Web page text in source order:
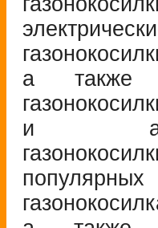
а также
и